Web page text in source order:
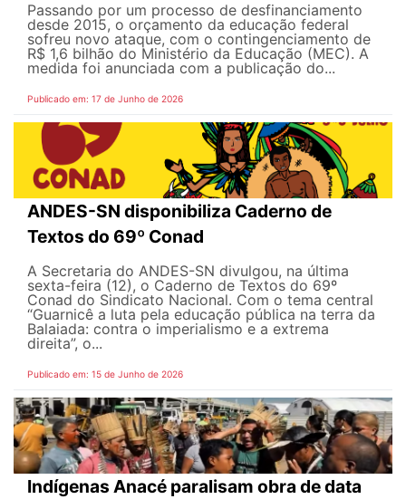
Passando por um processo de desfinanciamento
desde 2015, o orçamento da educação federal
sofreu novo ataque, com o contingenciamento de
R$ 1,6 bilhão do Ministério da Educação (MEC). A
medida foi anunciada com a publicação do...
Publicado em: 17 de Junho de 2026
ANDES-SN disponibiliza Caderno de
Textos do 69º Conad
A Secretaria do ANDES-SN divulgou, na última
sexta-feira (12), o Caderno de Textos do 69º
Conad do Sindicato Nacional. Com o tema central
“Guarnicê a luta pela educação pública na terra da
Balaiada: contra o imperialismo e a extrema
direita”, o...
Publicado em: 15 de Junho de 2026
Indígenas Anacé paralisam obra de data